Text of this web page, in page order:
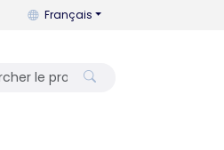
Vous pouvez changer la
Français